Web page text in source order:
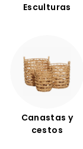
Esculturas
Canastas y
cestos